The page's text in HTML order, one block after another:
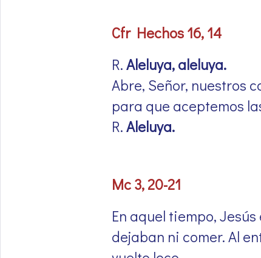
Cfr Hechos 16, 14
R.Aleluya, aleluya.
Abre, Señor, nuestros
para que aceptemos
R.Aleluya.
Mc 3, 20-21
En aquel tiempo,
dejaban ni comer. Al